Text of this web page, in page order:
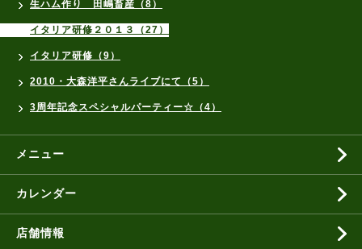
生ハム作り 田嶋畜産（8）
イタリア研修２０１３（27）
イタリア研修（9）
2010・大森洋平さんライブにて（5）
3周年記念スペシャルパーティー☆（4）
メニュー
カレンダー
店舗情報